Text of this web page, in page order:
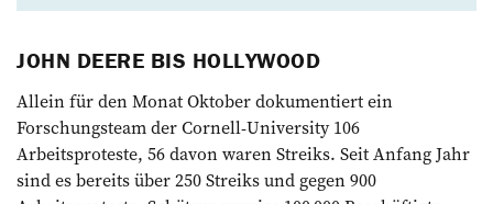
JOHN DEERE BIS HOLLYWOOD
Allein für den Monat Oktober dokumentiert ein
Forschungsteam der Cornell-University 106
Arbeitsproteste, 56 davon waren Streiks. Seit Anfang Jahr
sind es bereits über 250 Streiks und ­gegen 900